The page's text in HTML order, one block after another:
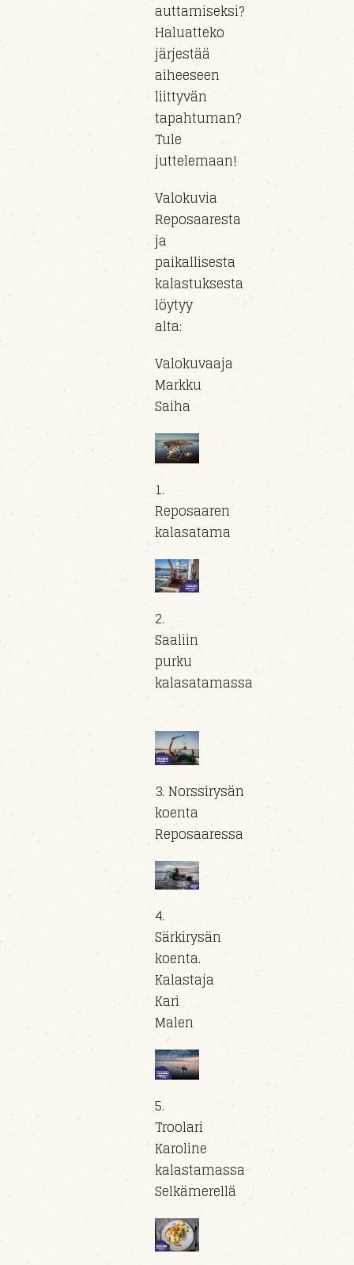
auttamiseksi?
Haluatteko
järjestää
aiheeseen
liittyvän
tapahtuman?
Tule
juttelemaan!
Valokuvia
Reposaaresta
ja
paikallisesta
kalastuksesta
löytyy
alta:
Valokuvaaja
Markku
Saiha
1.
Reposaaren
kalasatama
2.
Saaliin
purku
kalasatamassa
3. Norssirysän
koenta
Reposaaressa
4.
Särkirysän
koenta.
Kalastaja
Kari
Malen
5.
Troolari
Karoline
kalastamassa
Selkämerellä